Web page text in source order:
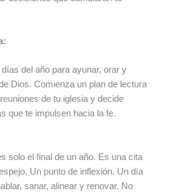
del año para ayunar, orar y
Dios. Comienza un plan de lectura
de tu iglesia y decide
que te impulsen hacia la fe.
solo el final de un año. Es una cita
Un punto de inflexión. Un día
sanar, alinear y renovar. No